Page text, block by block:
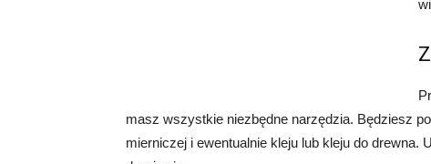
masz wszystkie niezbędne narzędzia. Będziesz
mierniczej i ewentualnie kleju lub kleju do